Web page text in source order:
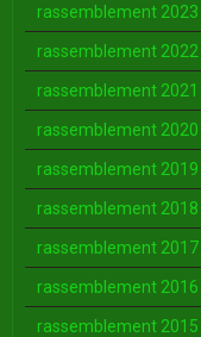
rassemblement 2023
rassemblement 2022
rassemblement 2021
rassemblement 2020
rassemblement 2019
rassemblement 2018
rassemblement 2017
rassemblement 2016
rassemblement 2015